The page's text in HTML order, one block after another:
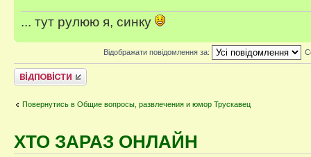
... тут рулюю я, синку
Відображати повідомлення за:
Відповісти
Повернутись в Общие вопросы, развлечения и юмор Трускавец
ХТО ЗАРАЗ ОНЛАЙН